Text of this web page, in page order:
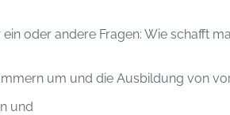
oder andere Fragen: Wie schafft
um und die Ausbildung von
und